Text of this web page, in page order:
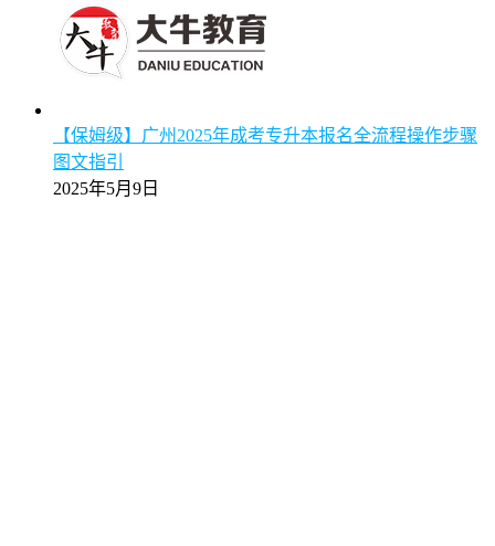
【保姆级】广州2025年成考专升本报名全流程操作步骤
图文指引
2025年5月9日